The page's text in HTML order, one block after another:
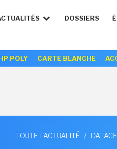
DOSSIERS
POLY CARTE BLANCHE
TOUTE L'ACTUALITÉ /